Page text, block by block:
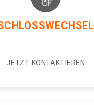
JETZT KONTAKTIEREN